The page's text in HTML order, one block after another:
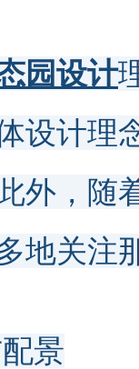
园设计
设计理
外，随
地关注
景